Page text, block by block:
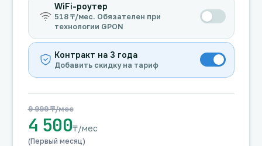
WiFi-роутер
518 ₸/мес. Обязателен при
технологии GPON
Контракт на 3 года
Добавить скидку на тариф
9 999 ₸/мес
4 500₸/мес
(Первый месяц)